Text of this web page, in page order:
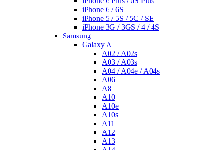
iPhone 6 / 6S
iPhone 5 / 5S / 5C / SE
iPhone 3G / 3GS / 4 / 4S
Samsung
Galaxy A
A02 / A02s
A03 / A03s
A04 / A04e / A04s
A06
A8
A10
A10e
A10s
A11
A12
A13